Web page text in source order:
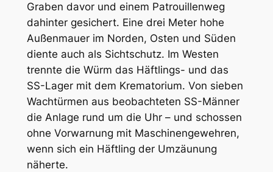
Graben davor und einem Patrouillenweg
dahinter gesichert. Eine drei Meter hohe
Außenmauer im Norden, Osten und Süden
diente auch als Sichtschutz. Im Westen
trennte die Würm das Häftlings- und das
SS-Lager mit dem Krematorium. Von sieben
Wachtürmen aus beobachteten SS-Männer
die Anlage rund um die Uhr – und schossen
ohne Vorwarnung mit Maschinengewehren,
wenn sich ein Häftling der Umzäunung
näherte.